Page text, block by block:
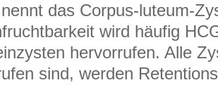
das Corpus-luteum-
wird häufig
hervorrufen. Alle
sind, werden